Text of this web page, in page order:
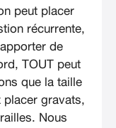
peut placer
récurrente,
de
TOUT peut
que la taille
placer gravats,
Nous